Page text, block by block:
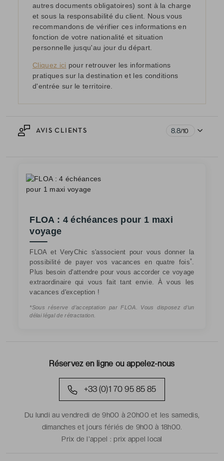
AVIS CLIENTS 8.8/10
Réservez en ligne ou appelez-nous
+33 (0)1 70 95 85 85
Du lundi au vendredi de 9h00 à 20h00 et les samedis,
dimanches et jours fériés de 9h00 à 18h00.
Prix de l'appel :prix appel local
autres documents obligatoires) sont à la charge
et sous la responsabilité du client. Nous vous
recommandons de vérifier ces informations en
fonction de votre nationalité et situation
personnelle jusqu'au jour du départ.
Cliquez ici pour retrouver les informations
pratiques sur la destination et les conditions
d'entrée sur le territoire.
FLOA : 4 échéances pour 1 maxi
voyage
FLOA et VeryChic s'associent pour vous donner la
possibilité de payer vos vacances en quatre fois*.
Plus besoin d'attendre pour vous accorder ce voyage
extraordinaire qui vous fait tant envie. À vous les
vacances d'exception !
*Sous réserve d’acceptation par FLOA. Vous disposez d’un
délai légal de rétractation.